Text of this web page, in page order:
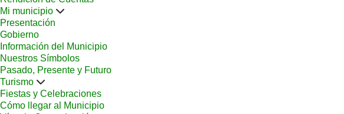
Mi municipio
Presentación
Gobierno
Información del Municipio
Nuestros Símbolos
Pasado, Presente y Futuro
Turismo
Fiestas y Celebraciones
Cómo llegar al Municipio